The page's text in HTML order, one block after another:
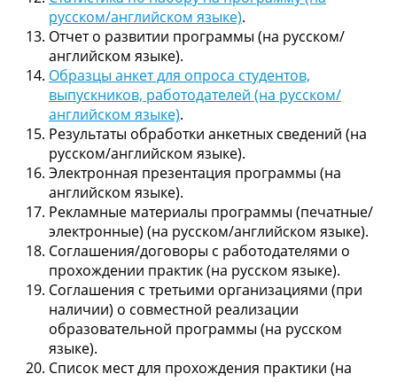
русском/английском языке).
Отчет о развитии программы (на русском/
английском языке).
Образцы анкет для опроса студентов,
выпускников, работодателей (на русском/
английском языке).
Результаты обработки анкетных сведений (на
русском/английском языке).
Электронная презентация программы (на
английском языке).
Рекламные материалы программы (печатные/
электронные) (на русском/английском языке).
Соглашения/договоры с работодателями о
прохождении практик (на русском языке).
Соглашения с третьими организациями (при
наличии) о совместной реализации
образовательной программы (на русском
языке).
Список мест для прохождения практики (на